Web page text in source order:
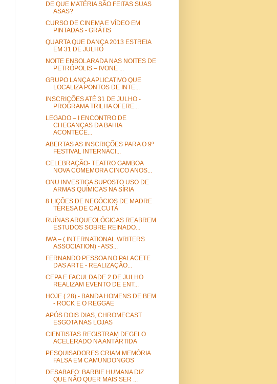
DE QUE MATÉRIA SÃO FEITAS SUAS
ASAS?
CURSO DE CINEMA E VÍDEO EM
PINTADAS - GRÁTIS
QUARTA QUE DANÇA 2013 ESTREIA
EM 31 DE JULHO
NOITE ENSOLARADA NAS NOITES DE
PETRÓPOLIS – IVONE ...
GRUPO LANÇA APLICATIVO QUE
LOCALIZA PONTOS DE INTE...
INSCRIÇÕES ATÉ 31 DE JULHO -
PROGRAMA TRILHA OFERE...
LEGADO – I ENCONTRO DE
CHEGANÇAS DA BAHIA
ACONTECE...
ABERTAS AS INSCRIÇÕES PARA O 9º
FESTIVAL INTERNACI...
CELEBRAÇÃO- TEATRO GAMBOA
NOVA COMEMORA CINCO ANOS...
ONU INVESTIGA SUPOSTO USO DE
ARMAS QUÍMICAS NA SÍRIA
8 LIÇÕES DE NEGÓCIOS DE MADRE
TERESA DE CALCUTÁ
RUÍNAS ARQUEOLÓGICAS REABREM
ESTUDOS SOBRE REINADO...
IWA – ( INTERNATIONAL WRITERS
ASSOCIATION) - ASS...
FERNANDO PESSOA NO PALACETE
DAS ARTE - REALIZAÇÃO...
CEPA E FACULDADE 2 DE JULHO
REALIZAM EVENTO DE ENT...
HOJE ( 28) - BANDA HOMENS DE BEM
- ROCK E O REGGAE
APÓS DOIS DIAS, CHROMECAST
ESGOTA NAS LOJAS
CIENTISTAS REGISTRAM DEGELO
ACELERADO NA ANTÁRTIDA
PESQUISADORES CRIAM MEMÓRIA
FALSA EM CAMUNDONGOS
DESABAFO: BARBIE HUMANA DIZ
QUE NÃO QUER MAIS SER ...